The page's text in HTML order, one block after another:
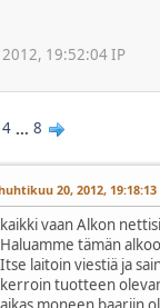
19:52:04 IP
4 ... 8
20, 2012, 19:18:13
kaikki vaan Alkon
Haluamme tämän
Itse laitoin viestiä ja
kerroin tuotteen